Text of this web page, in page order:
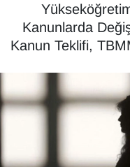
Kanunlarda
Kanun Teklifi,
Deprem
Dernekler,
EĞİTİM
Son Dakika
Haber Arşivi